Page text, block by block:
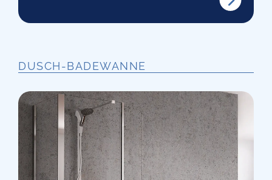
DUSCH-BADEWANNE